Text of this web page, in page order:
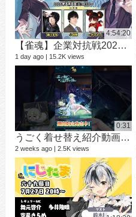
4:54:20
【雀魂】企業対抗戦2026【予選】
1 day ago 15.2K views
0:31
うごく着せ替え紹介動画 ミラ #shorts
2 weeks ago 2.5K views